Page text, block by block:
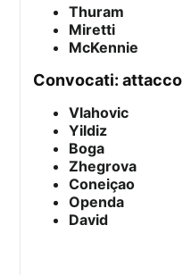
Thuram
Miretti
McKennie
convocati: attacco
Vlahovic
Yildiz
Boga
Zhegrova
Coneiçao
Openda
David